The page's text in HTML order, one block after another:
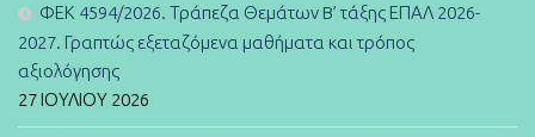
ΦΕΚ 4594/2026. Τράπεζα Θεμάτων B’ τάξης ΕΠΑΛ 2026-
2027. Γραπτώς εξεταζόμενα μαθήματα και τρόπος
αξιολόγησης
27 ΙΟΥΛΊΟΥ 2026